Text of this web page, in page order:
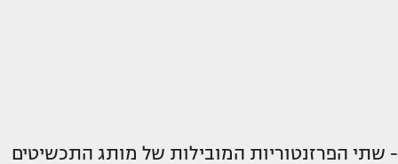
- שתי הפרזנטוריות המובילות של מותג התכשיטים